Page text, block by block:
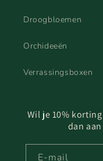
Droogbloemen
Orchideeën
Verrassingsboxen
Wil je 10%
dan
E‑mail